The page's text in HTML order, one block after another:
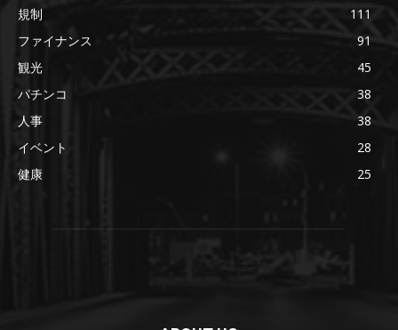
規制
111
ファイナンス
91
観光
45
パチンコ
38
人事
38
イベント
28
健康
25